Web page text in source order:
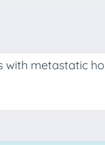
with metastatic